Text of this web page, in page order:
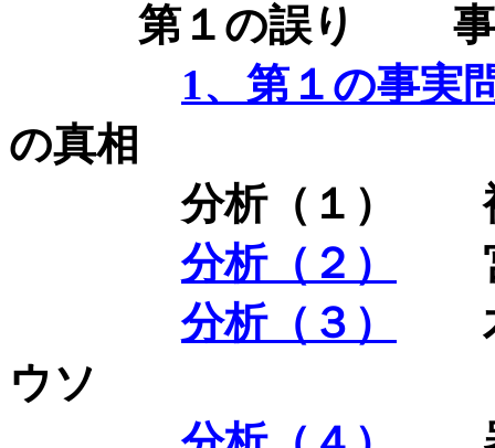
第１の誤り 事
1、第１の事実
の真相
分析（１） 袴
分析（２）
宮
分析（３）
木
ウソ